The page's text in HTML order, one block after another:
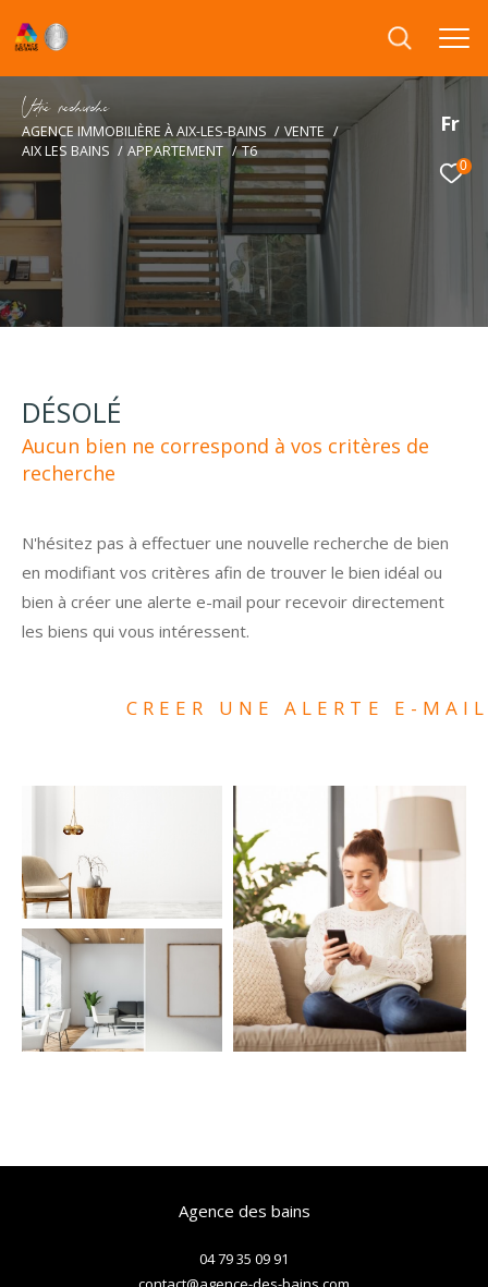
Fr
0
Vore recece
AGENCE IMMOBILIÈRE À AIX-LES-BAINS
VENTE
AIX LES BAINS
APPARTEMENT T6
DÉSOLÉ
Aucun bien ne correspond à vos critères de
recherche
N'hésitez pas à effectuer une nouvelle recherche de bien
en modifiant vos critères afin de trouver le bien idéal ou
bien à créer une alerte e-mail pour recevoir directement
les biens qui vous intéressent.
CREER UNE ALERTE E-
Agence des bains
04 79 35 09 91